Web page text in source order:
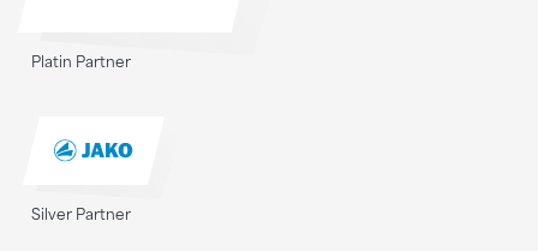
Platin Partner
Silver Partner